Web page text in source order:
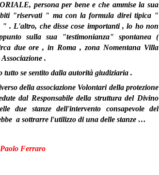
persona per bene e che ammise la sua
"riservati " ma con la formula direi tipica "
" . L'altro, che disse cose importanti , lo ho non
sulla sua "testimonianza" spontanea (
due ore , in Roma , zona Nomentana Villa
.
tutto se sentito dalla autorità giudiziaria .
della associazione Volontari della protezione
dal Responsabile della struttura del Divino
due stanze dell'intervento consapevole del
a sottrarre l'utilizzo di una delle stanze …
Paolo Ferraro